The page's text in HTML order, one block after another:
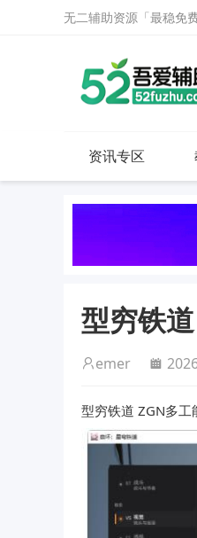
无二辅助资源「最稳免
资讯专区
型穷铁
emer
型穷铁道 ZGN多